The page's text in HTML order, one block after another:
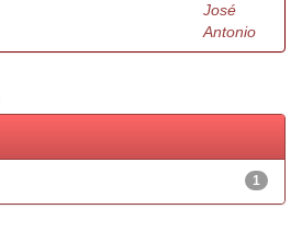
José
Antonio
1